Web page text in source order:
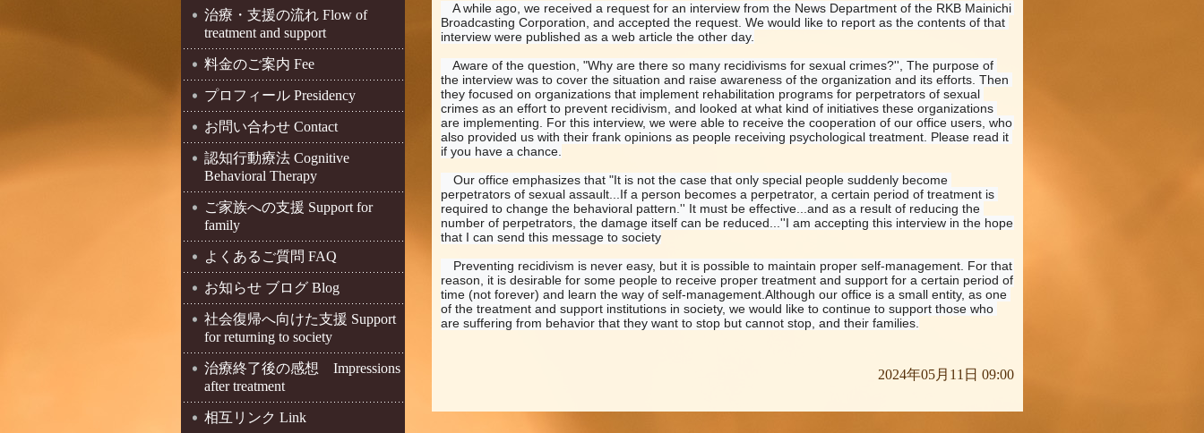
A while ago, we received a request for an interview from the News Department of the RKB Mainichi
Broadcasting Corporation, and accepted the request. We would like to report as the contents of that
interview were published as a web article the other day.
Aware of the question, "Why are there so many recidivisms for sexual crimes?'', The purpose of
the interview was to cover the situation and raise awareness of the organization and its efforts. Then
they focused on organizations that implement rehabilitation programs for perpetrators of sexual
crimes as an effort to prevent recidivism, and looked at what kind of initiatives these organizations
are implementing. For this interview, we were able to receive the cooperation of our office users, who
also provided us with their frank opinions as people receiving psychological treatment. Please read it
if you have a chance.
Our office emphasizes that "It is not the case that only special people suddenly become
perpetrators of sexual assault...If a person becomes a perpetrator, a certain period of treatment is
required to change the behavioral pattern.'' It must be effective...and as a result of reducing the
number of perpetrators, the damage itself can be reduced...''I am accepting this interview in the hope
that I can send this message to society
Preventing recidivism is never easy, but it is possible to maintain proper self-management. For that
reason, it is desirable for some people to receive proper treatment and support for a certain period of
time (not forever) and learn the way of self-management.Although our office is a small entity, as one
of the treatment and support institutions in society, we would like to continue to support those who
are suffering from behavior that they want to stop but cannot stop, and their families.
2024年05月11日 09:00
治療・支援の流れ Flow of
treatment and support
料金のご案内 Fee
プロフィール Presidency
お問い合わせ Contact
認知行動療法 Cognitive
Behavioral Therapy
ご家族への支援 Support for
family
よくあるご質問 FAQ
お知らせ ブログ Blog
社会復帰へ向けた支援 Support
for returning to society
治療終了後の感想 Impressions
after treatment
相互リンク Link